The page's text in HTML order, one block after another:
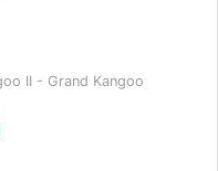
II - Grand Kangoo